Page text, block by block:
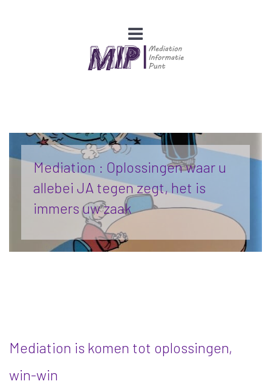
Mediation : Oplossingen waar u
allebei JA tegen zegt, het is
immers uw zaak
Mediation is komen tot oplossingen,
win-win